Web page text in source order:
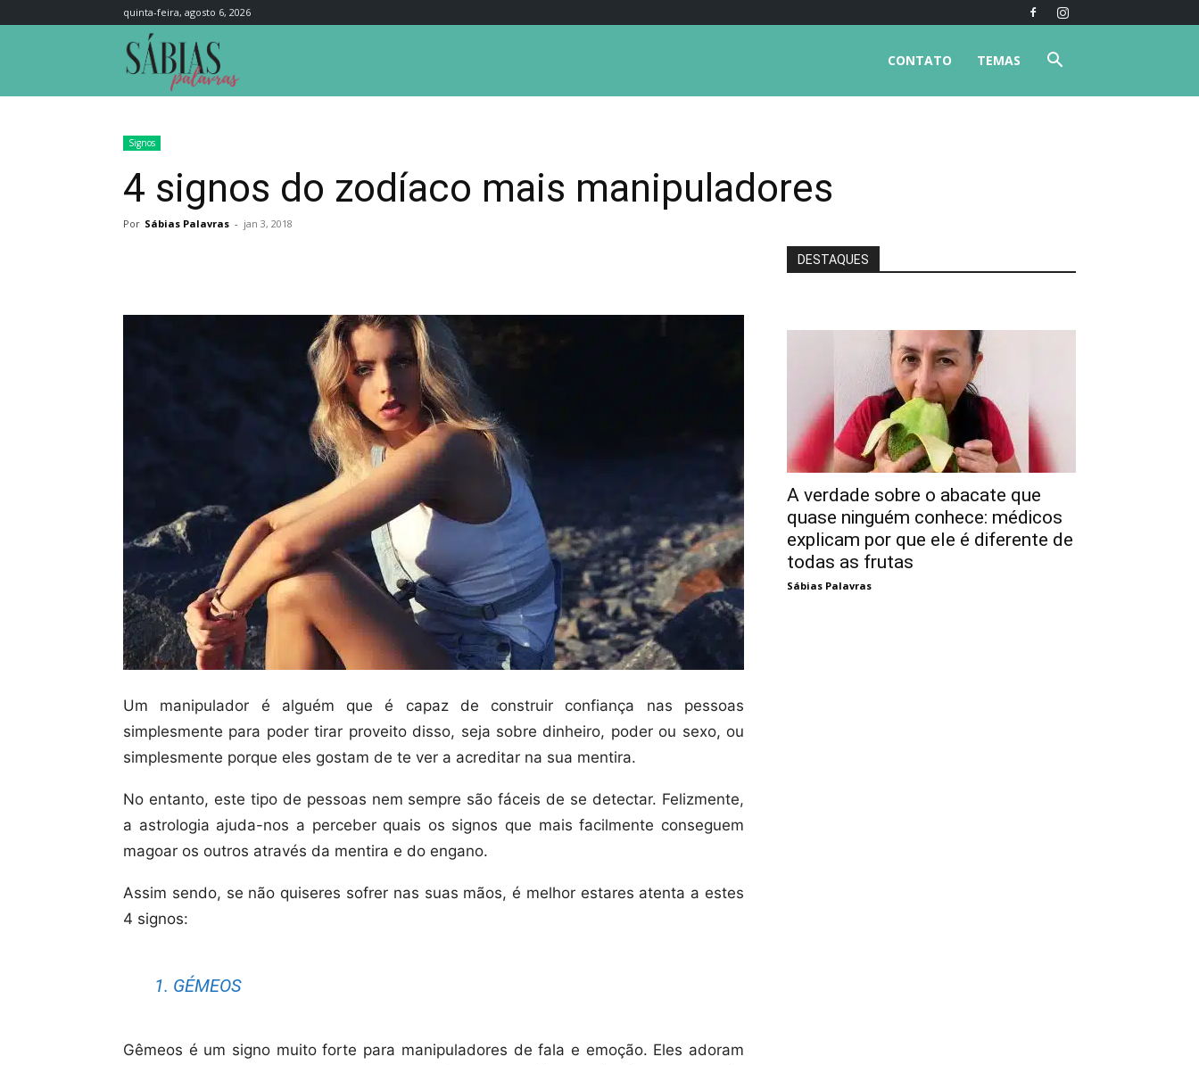
quinta-feira, agosto 6, 2026
TEMAS
CONTATO
Signos
4 signos do zodíaco mais manipuladores
Por Sábias Palavras - jan 3, 2018
Um manipulador é alguém que é capaz de construir confiança nas pessoas
simplesmente para poder tirar proveito disso, seja sobre dinheiro, poder ou sexo, ou
simplesmente porque eles gostam de te ver a acreditar na sua mentira.
No entanto, este tipo de pessoas nem sempre são fáceis de se detectar. Felizmente,
a astrologia ajuda-nos a perceber quais os signos que mais facilmente conseguem
magoar os outros através da mentira e do engano.
Assim sendo, se não quiseres sofrer nas suas mãos, é melhor estares atenta a estes
4 signos:
1. GÉMEOS
Gêmeos é um signo muito forte para manipuladores de fala e emoção. Eles adoram
DESTAQUES
A verdade sobre o abacate que
quase ninguém conhece: médicos
explicam por que ele é diferente de
todas as frutas
Sábias Palavras